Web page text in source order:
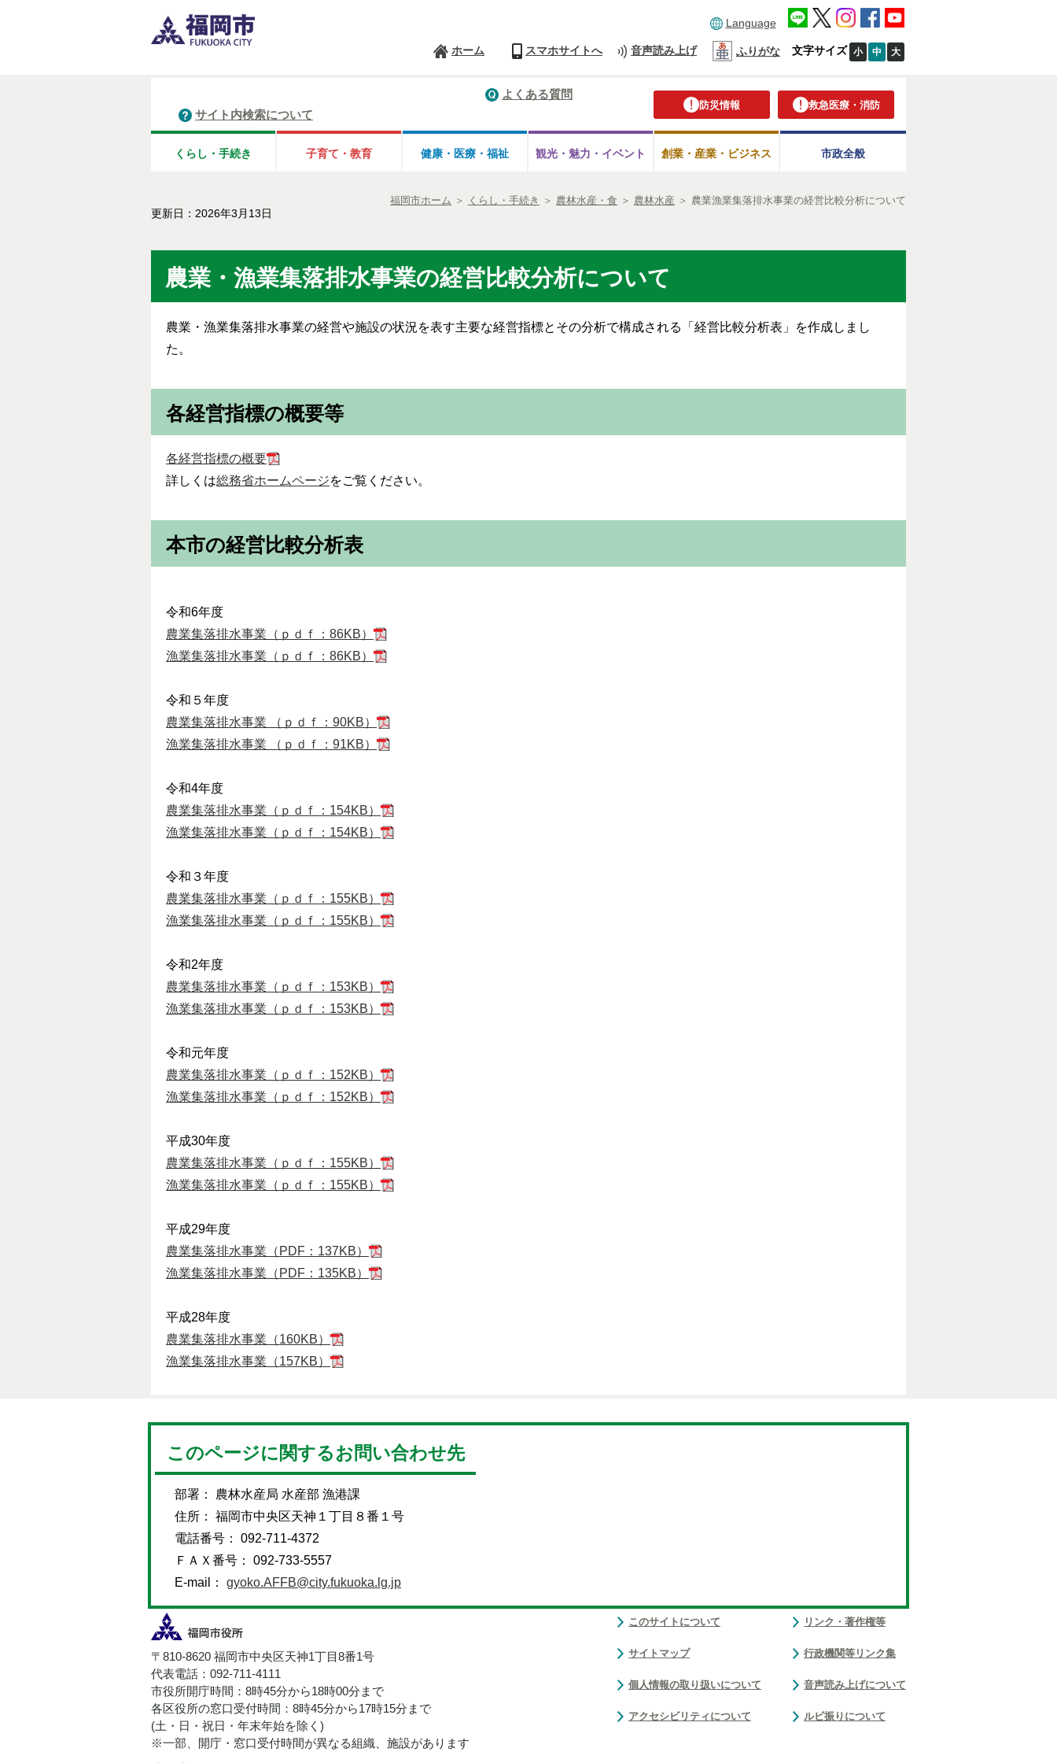
Language
ホーム スマホサイトへ 音声読み上げ ふりがな 文字サイズ 小 中 大
防災情報 救急医療・消防
よくある質問
サイト内検索について
くらし・手続き 子育て・教育 健康・医療・ 福祉 観光・魅力・ イベント 創業・産業・ビジネス 市政全般
福岡市ホーム ＞ くらし・手続き ＞ 農林水産・食 ＞ 農林水産 ＞ 農業漁業集落排水事業の経営比較分析について
更新日：2026年3月13日
農業・漁業集落排水事業の経営比較分析について
農業・漁業集落排水事業の経営や施設の状況を表す主要な経営指標とその分析で構成される「経営比較分析表」を作成しまし
た。
各経営指標の概要等
各経営指標の概要
詳しくは総務省ホームページをご覧ください。
本市の経営比較分析表
令和6年度
農業集落排水事業（ｐｄｆ：86KB）
漁業集落排水事業（ｐｄｆ：86KB）
令和５年度
農業集落排水事業 （ｐｄｆ：90KB）
漁業集落排水事業 （ｐｄｆ：91KB）
令和4年度
農業集落排水事業（ｐｄｆ：154KB）
漁業集落排水事業（ｐｄｆ：154KB）
令和３年度
農業集落排水事業（ｐｄｆ：155KB）
漁業集落排水事業（ｐｄｆ：155KB）
令和2年度
農業集落排水事業（ｐｄｆ：153KB）
漁業集落排水事業（ｐｄｆ：153KB）
令和元年度
農業集落排水事業（ｐｄｆ：152KB）
漁業集落排水事業（ｐｄｆ：152KB）
平成30年度
農業集落排水事業（ｐｄｆ：155KB）
漁業集落排水事業（ｐｄｆ：155KB）
平成29年度
農業集落排水事業（PDF：137KB）
漁業集落排水事業（PDF：135KB）
平成28年度
農業集落排水事業（160KB）
漁業集落排水事業（157KB）
このページに関するお問い合わせ先
部署： 農林水産局 水産部 漁港課
住所： 福岡市中央区天神１丁目８番１号
電話番号： 092-711-4372
ＦＡＸ番号： 092-733-5557
E-mail： gyoko.AFFB@city.fukuoka.lg.jp
〒810-8620 福岡市中央区天神1丁目8番1号
代表電話：092-711-4111
市役所開庁時間：8時45分から18時00分まで
各区役所の窓口受付時間：8時45分から17時15分まで
(土・日・祝日・年末年始を除く)
※一部、開庁・窓口受付時間が異なる組織、施設があります
このサイトについて
サイトマップ
個人情報の取り扱いについて
アクセシビリティについて
リンク・著作権等
行政機関等リンク集
音声読み上げについて
ルビ振りについて